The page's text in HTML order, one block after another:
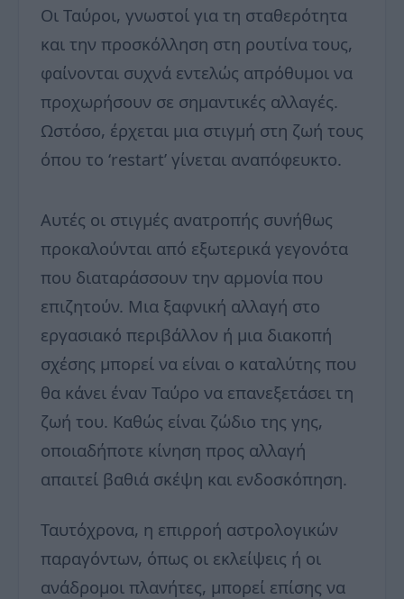
Οι Ταύροι, γνωστοί για τη σταθερότητα
και την προσκόλληση στη ρουτίνα τους,
φαίνονται συχνά εντελώς απρόθυμοι να
προχωρήσουν σε σημαντικές αλλαγές.
Ωστόσο, έρχεται μια στιγμή στη ζωή τους
όπου το ‘restart’ γίνεται αναπόφευκτο.
Αυτές οι στιγμές ανατροπής συνήθως
προκαλούνται από εξωτερικά γεγονότα
που διαταράσσουν την αρμονία που
επιζητούν. Μια ξαφνική αλλαγή στο
εργασιακό περιβάλλον ή μια διακοπή
σχέσης μπορεί να είναι ο καταλύτης που
θα κάνει έναν Ταύρο να επανεξετάσει τη
ζωή του. Καθώς είναι ζώδιο της γης,
οποιαδήποτε κίνηση προς αλλαγή
απαιτεί βαθιά σκέψη και ενδοσκόπηση.
Ταυτόχρονα, η επιρροή αστρολογικών
παραγόντων, όπως οι εκλείψεις ή οι
ανάδρομοι πλανήτες, μπορεί επίσης να